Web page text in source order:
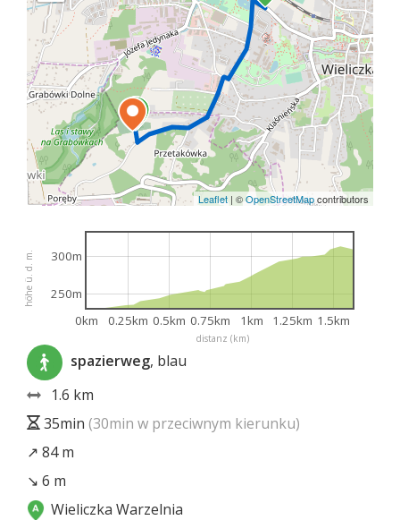
Leaflet | ©OpenStreetMapcontributors
distanz (km)
höhe ü. d. m.
0km 0.25km 0.5km 0.75km 1km 1.25km 1.5km
250m
300m
spazierweg, blau
1.6 km
35min (30min w przeciwnym kierunku)
↗ 84 m
↘ 6 m
Wieliczka Warzelnia